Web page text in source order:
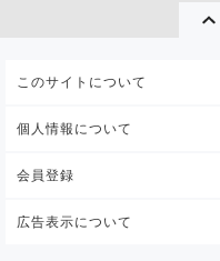
このサイトについて
個人情報について
会員登録
広告表示について